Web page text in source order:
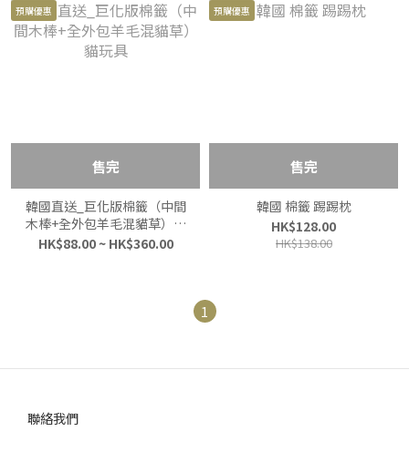
預購優惠
售完
韓國直送_巨化版棉籤（中間
木棒+全外包羊毛混貓草）貓
玩具
HK$88.00 ~ HK$360.00
預購優惠
售完
韓國 棉籤 踢踢枕
HK$128.00
HK$138.00
1
聯絡我們